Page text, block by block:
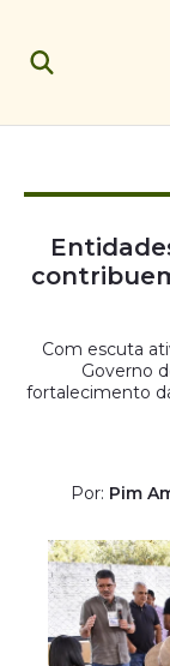
Com escuta
Governo
fortalecimento
Por: Pim